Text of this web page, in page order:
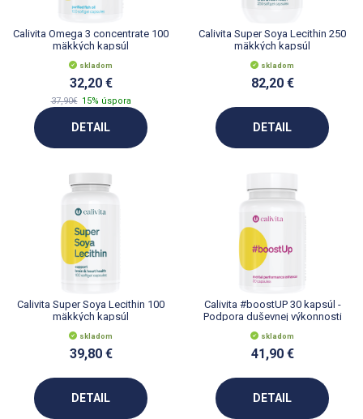
Calivita Omega 3 concentrate 100
mäkkých kapsúl
skladom
32,20 €
37,90€ 15% úspora
DETAIL
Calivita Super Soya Lecithin 250
mäkkých kapsúl
skladom
82,20 €
DETAIL
Calivita Super Soya Lecithin 100
mäkkých kapsúl
skladom
39,80 €
DETAIL
Calivita #boostUP 30 kapsúl -
Podpora duševnej výkonnosti
skladom
41,90 €
DETAIL